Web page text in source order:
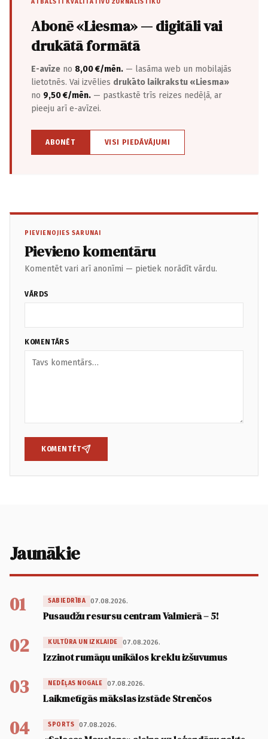
ATBALSTI KVALITATĪVU ŽURNĀLISTIKU
Abonē «Liesma» — digitāli vai
drukātā formātā
E-avīze no 8,00 €/mēn. — lasāma web un mobilajās
lietotnēs. Vai izvēlies drukāto laikrakstu «Liesma»
no 9,50 €/mēn. — pastkastē trīs reizes nedēļā, ar
pieeju arī e-avīzei.
ABONĒT VISI PIEDĀVĀJUMI
PIEVIENOJIES SARUNAI
Pievieno komentāru
Komentēt vari arī anonīmi — pietiek norādīt vārdu.
VĀRDS
KOMENTĀRS
KOMENTĒT
Jaunākie
01 SABIEDRĪBA 07.08.2026.
Pusaudžu resursu centram Valmierā – 5!
02 KULTŪRA UN IZKLAIDE 07.08.2026.
Izzinot rumāņu unikālos kreklu izšuvumus
03 NEDĒĻAS NOGALE 07.08.2026.
Laikmetīgās mākslas izstāde Strenčos
04 SPORTS 07.08.2026.